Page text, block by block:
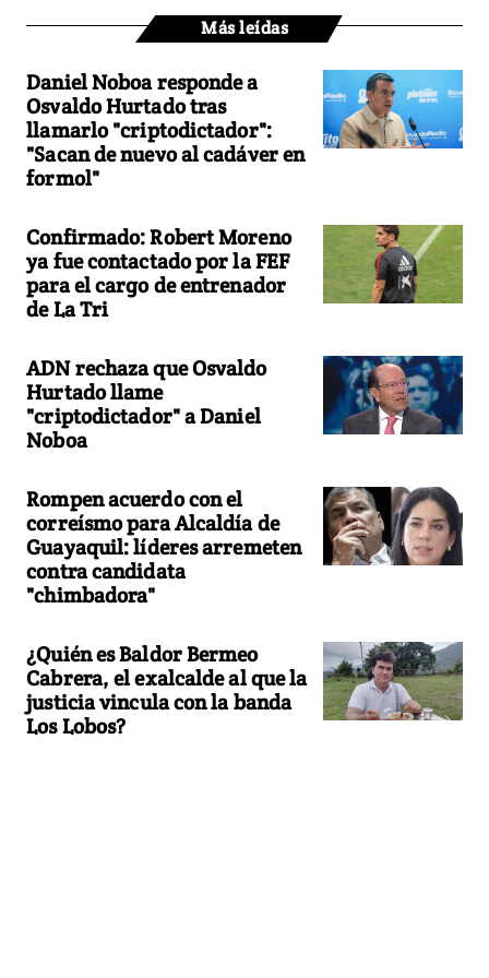
Más leídas
Daniel Noboa responde a
Osvaldo Hurtado tras
llamarlo "criptodictador":
"Sacan de nuevo al cadáver en
formol"
Confirmado: Robert Moreno
ya fue contactado por la FEF
para el cargo de entrenador
de La Tri
ADN rechaza que Osvaldo
Hurtado llame
"criptodictador" a Daniel
Noboa
Rompen acuerdo con el
correísmo para Alcaldía de
Guayaquil: líderes arremeten
contra candidata
"chimbadora"
¿Quién es Baldor Bermeo
Cabrera, el exalcalde al que la
justicia vincula con la banda
Los Lobos?